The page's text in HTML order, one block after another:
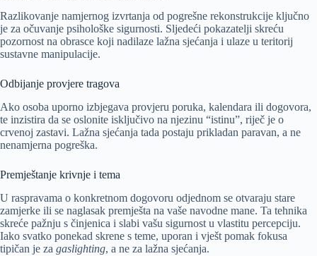
Razlikovanje namjernog izvrtanja od pogrešne rekonstrukcije ključno
je za očuvanje psihološke sigurnosti. Sljedeći pokazatelji skreću
pozornost na obrasce koji nadilaze lažna sjećanja i ulaze u teritorij
sustavne manipulacije.
Odbijanje provjere tragova
Ako osoba uporno izbjegava provjeru poruka, kalendara ili dogovora,
te inzistira da se oslonite isključivo na njezinu “istinu”, riječ je o
crvenoj zastavi. Lažna sjećanja tada postaju prikladan paravan, a ne
nenamjerna pogreška.
Premještanje krivnje i tema
U raspravama o konkretnom dogovoru odjednom se otvaraju stare
zamjerke ili se naglasak premješta na vaše navodne mane. Ta tehnika
skreće pažnju s činjenica i slabi vašu sigurnost u vlastitu percepciju.
Iako svatko ponekad skrene s teme, uporan i vješt pomak fokusa
tipičan je za gaslighting, a ne za lažna sjećanja.